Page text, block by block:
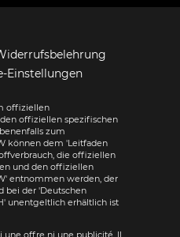
Einstellungen
offiziellen
offiziellen spezifischen
zum
können dem 'Leitfaden
die offiziellen
und den offiziellen
entnommen werden, der
bei der 'Deutschen
unentgeltlich erhältlich ist
une offre ni une publicité. Il